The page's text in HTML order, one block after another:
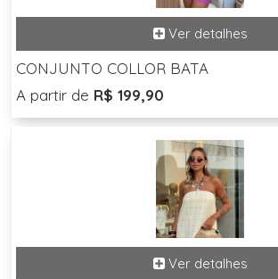
CONJUNTO COLLOR BATA
A partir de R$ 199,90